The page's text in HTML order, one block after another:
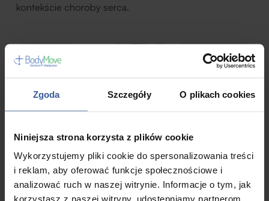
Zgoda Szczegóły O plikach cookies
Niniejsza strona korzysta z plików cookie
Wykorzystujemy pliki cookie do spersonalizowania treści
i reklam, aby oferować funkcje społecznościowe i
analizować ruch w naszej witrynie. Informacje o tym, jak
korzystasz z naszej witryny, udostępniamy partnerom
kontekście choroby serca.